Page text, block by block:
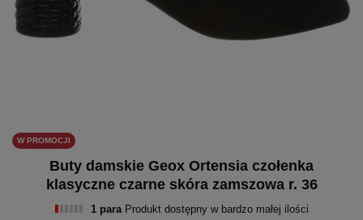
W PROMOCJI
Buty damskie Geox Ortensia czołenka
klasyczne czarne skóra zamszowa r. 36
1 para Produkt dostępny w bardzo małej ilości